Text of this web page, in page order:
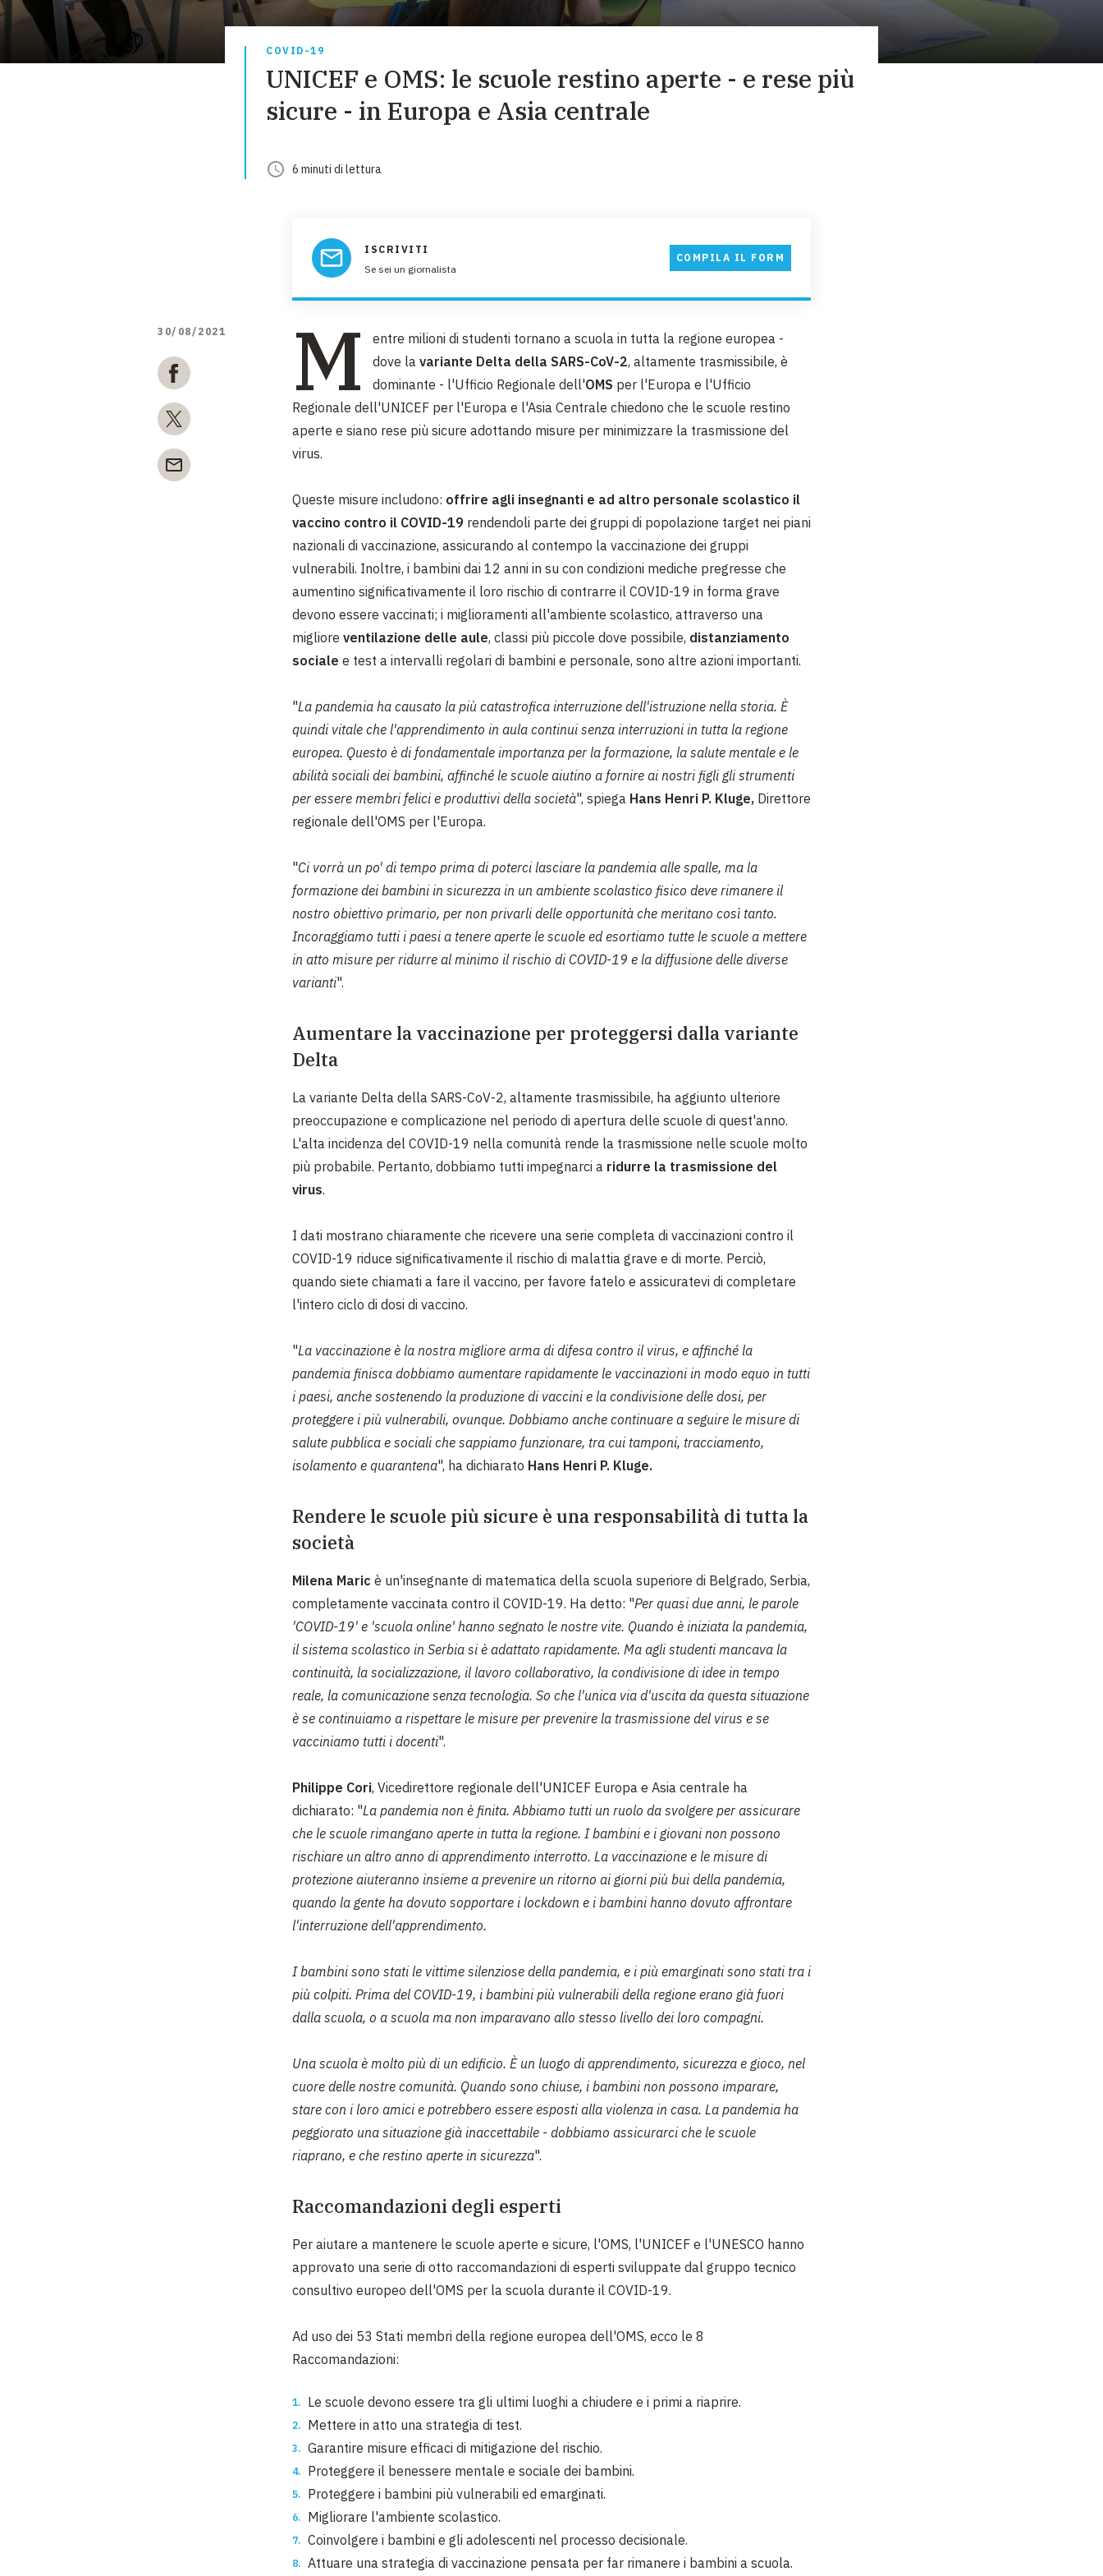
EMERGENZE
DIVERSI MODI PER DONARE. SCEGLI IL PIÙ
COVID-19
UNICEF e OMS: le scuole restino aperte - e rese più
sicure - in Europa e Asia centrale
6 minuti di lettura
ISCRIVITI
Se sei un giornalista
COMPILA IL FORM
30/08/2021 M
entre milioni di studenti tornano a scuola in tutta la regione europea -
dove la variante Delta della SARS-CoV-2, altamente trasmissibile, è
dominante - l'Ufficio Regionale dell'OMS per l'Europa e l'Ufficio
Regionale dell'UNICEF per l'Europa e l'Asia Centrale chiedono che le scuole restino
aperte e siano rese più sicure adottando misure per minimizzare la trasmissione del
virus.
Queste misure includono: offrire agli insegnanti e ad altro personale scolastico il
vaccino contro il COVID-19 rendendoli parte dei gruppi di popolazione target nei piani
nazionali di vaccinazione, assicurando al contempo la vaccinazione dei gruppi
vulnerabili. Inoltre, i bambini dai 12 anni in su con condizioni mediche pregresse che
aumentino significativamente il loro rischio di contrarre il COVID-19 in forma grave
devono essere vaccinati; i miglioramenti all'ambiente scolastico, attraverso una
migliore ventilazione delle aule, classi più piccole dove possibile, distanziamento
sociale e test a intervalli regolari di bambini e personale, sono altre azioni importanti.
"La pandemia ha causato la più catastrofica interruzione dell'istruzione nella storia. È
quindi vitale che l'apprendimento in aula continui senza interruzioni in tutta la regione
europea. Questo è di fondamentale importanza per la formazione, la salute mentale e le
abilità sociali dei bambini, affinché le scuole aiutino a fornire ai nostri figli gli strumenti
per essere membri felici e produttivi della società", spiega Hans Henri P. Kluge, Direttore
regionale dell'OMS per l'Europa.
"Ci vorrà un po' di tempo prima di poterci lasciare la pandemia alle spalle, ma la
formazione dei bambini in sicurezza in un ambiente scolastico fisico deve rimanere il
nostro obiettivo primario, per non privarli delle opportunità che meritano così tanto.
Incoraggiamo tutti i paesi a tenere aperte le scuole ed esortiamo tutte le scuole a mettere
in atto misure per ridurre al minimo il rischio di COVID-19 e la diffusione delle diverse
varianti".
Aumentare la vaccinazione per proteggersi dalla variante
Delta
La variante Delta della SARS-CoV-2, altamente trasmissibile, ha aggiunto ulteriore
preoccupazione e complicazione nel periodo di apertura delle scuole di quest'anno.
L'alta incidenza del COVID-19 nella comunità rende la trasmissione nelle scuole molto
più probabile. Pertanto, dobbiamo tutti impegnarci a ridurre la trasmissione del
virus.
I dati mostrano chiaramente che ricevere una serie completa di vaccinazioni contro il
COVID-19 riduce significativamente il rischio di malattia grave e di morte. Perciò,
quando siete chiamati a fare il vaccino, per favore fatelo e assicuratevi di completare
l'intero ciclo di dosi di vaccino.
"La vaccinazione è la nostra migliore arma di difesa contro il virus, e affinché la
pandemia finisca dobbiamo aumentare rapidamente le vaccinazioni in modo equo in tutti
i paesi, anche sostenendo la produzione di vaccini e la condivisione delle dosi, per
proteggere i più vulnerabili, ovunque. Dobbiamo anche continuare a seguire le misure di
salute pubblica e sociali che sappiamo funzionare, tra cui tamponi, tracciamento,
isolamento e quarantena", ha dichiarato Hans Henri P. Kluge.
Rendere le scuole più sicure è una responsabilità di tutta la
società
Milena Maric è un'insegnante di matematica della scuola superiore di Belgrado, Serbia,
completamente vaccinata contro il COVID-19. Ha detto: "Per quasi due anni, le parole
'COVID-19' e 'scuola online' hanno segnato le nostre vite. Quando è iniziata la pandemia,
il sistema scolastico in Serbia si è adattato rapidamente. Ma agli studenti mancava la
continuità, la socializzazione, il lavoro collaborativo, la condivisione di idee in tempo
reale, la comunicazione senza tecnologia. So che l'unica via d'uscita da questa situazione
è se continuiamo a rispettare le misure per prevenire la trasmissione del virus e se
vacciniamo tutti i docenti".
Philippe Cori, Vicedirettore regionale dell'UNICEF Europa e Asia centrale ha
dichiarato: "La pandemia non è finita. Abbiamo tutti un ruolo da svolgere per assicurare
che le scuole rimangano aperte in tutta la regione. I bambini e i giovani non possono
rischiare un altro anno di apprendimento interrotto. La vaccinazione e le misure di
protezione aiuteranno insieme a prevenire un ritorno ai giorni più bui della pandemia,
quando la gente ha dovuto sopportare i lockdown e i bambini hanno dovuto affrontare
l'interruzione dell'apprendimento.
I bambini sono stati le vittime silenziose della pandemia, e i più emarginati sono stati tra i
più colpiti. Prima del COVID-19, i bambini più vulnerabili della regione erano già fuori
dalla scuola, o a scuola ma non imparavano allo stesso livello dei loro compagni.
Una scuola è molto più di un edificio. È un luogo di apprendimento, sicurezza e gioco, nel
cuore delle nostre comunità. Quando sono chiuse, i bambini non possono imparare,
stare con i loro amici e potrebbero essere esposti alla violenza in casa. La pandemia ha
peggiorato una situazione già inaccettabile - dobbiamo assicurarci che le scuole
riaprano, e che restino aperte in sicurezza".
Raccomandazioni degli esperti
Per aiutare a mantenere le scuole aperte e sicure, l'OMS, l'UNICEF e l'UNESCO hanno
approvato una serie di otto raccomandazioni di esperti sviluppate dal gruppo tecnico
consultivo europeo dell'OMS per la scuola durante il COVID-19.
Ad uso dei 53 Stati membri della regione europea dell'OMS, ecco le 8
Raccomandazioni:
Le scuole devono essere tra gli ultimi luoghi a chiudere e i primi a riaprire.
Mettere in atto una strategia di test.
Garantire misure efficaci di mitigazione del rischio.
Proteggere il benessere mentale e sociale dei bambini.
Proteggere i bambini più vulnerabili ed emarginati.
Migliorare l'ambiente scolastico.
Coinvolgere i bambini e gli adolescenti nel processo decisionale.
Attuare una strategia di vaccinazione pensata per far rimanere i bambini a scuola.